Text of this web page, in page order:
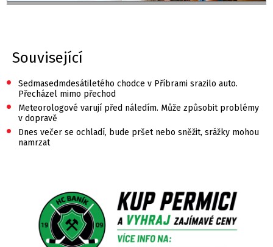
Související
•
Sedmasedmdesátiletého chodce v Příbrami srazilo auto.
Přecházel mimo přechod
•
Meteorologové varují před náledím. Může způsobit problémy
v dopravě
•
Dnes večer se ochladí, bude pršet nebo sněžit, srážky mohou
namrzat